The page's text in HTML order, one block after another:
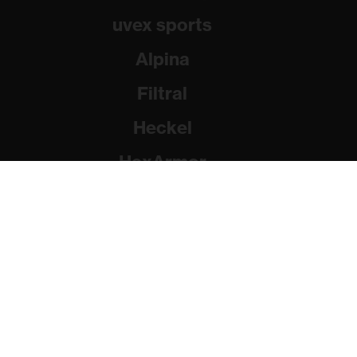
uvex sports
Alpina
Filtral
Heckel
HexArmor